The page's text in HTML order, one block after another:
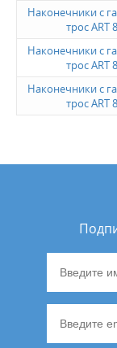
Наконечники с
трос ART
Наконечники с
трос ART
Наконечники с
трос ART